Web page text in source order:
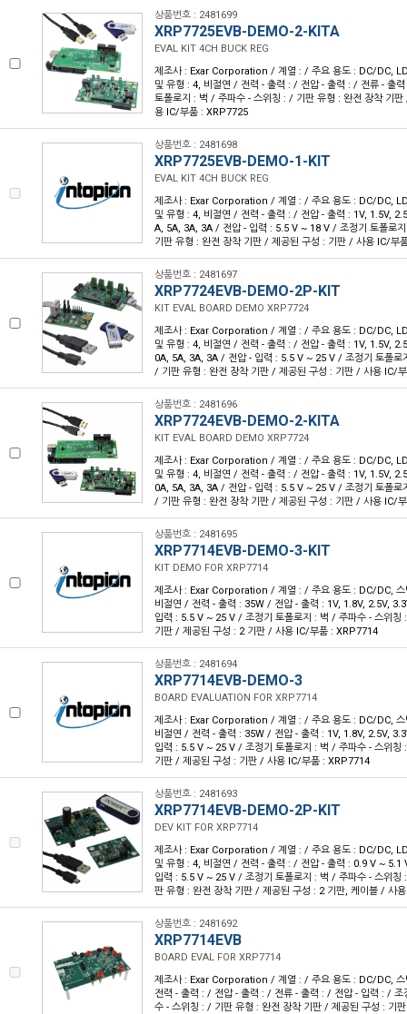
상품번호 : 2481699
XRP7725EVB-DEMO-2-KITA
EVAL KIT 4CH BUCK REG
제조사 : Exar Corporation / 계열 : / 주요 용도 : DC/DC,
및 유형 : 4, 비절연 / 전력 - 출력 : / 전압 - 출력 : / 전류 - 출
토폴로지 : 벅 / 주파수 - 스위칭 : / 기판 유형 : 완전 장착 기
용 IC/부품 : XRP7725
상품번호 : 2481698
XRP7725EVB-DEMO-1-KIT
EVAL KIT 4CH BUCK REG
제조사 : Exar Corporation / 계열 : / 주요 용도 : DC/DC,
및 유형 : 4, 비절연 / 전력 - 출력 : / 전압 - 출력 : 1V, 1.5V,
A, 5A, 3A, 3A / 전압 - 입력 : 5.5 V ~ 18 V / 조정기 토폴로
기판 유형 : 완전 장착 기판 / 제공된 구성 : 기판 / 사용 IC/부
상품번호 : 2481697
XRP7724EVB-DEMO-2P-KIT
KIT EVAL BOARD DEMO XRP7724
제조사 : Exar Corporation / 계열 : / 주요 용도 : DC/DC,
및 유형 : 4, 비절연 / 전력 - 출력 : / 전압 - 출력 : 1V, 1.5V,
0A, 5A, 3A, 3A / 전압 - 입력 : 5.5 V ~ 25 V / 조정기 토폴로
/ 기판 유형 : 완전 장착 기판 / 제공된 구성 : 기판 / 사용 IC/
상품번호 : 2481696
XRP7724EVB-DEMO-2-KITA
KIT EVAL BOARD DEMO XRP7724
제조사 : Exar Corporation / 계열 : / 주요 용도 : DC/DC,
및 유형 : 4, 비절연 / 전력 - 출력 : / 전압 - 출력 : 1V, 1.5V,
0A, 5A, 3A, 3A / 전압 - 입력 : 5.5 V ~ 25 V / 조정기 토폴로
/ 기판 유형 : 완전 장착 기판 / 제공된 구성 : 기판 / 사용 IC/
상품번호 : 2481695
XRP7714EVB-DEMO-3-KIT
KIT DEMO FOR XRP7714
제조사 : Exar Corporation / 계열 : / 주요 용도 : DC/DC, 스
비절연 / 전력 - 출력 : 35W / 전압 - 출력 : 1V, 1.8V, 2.5V,
입력 : 5.5 V ~ 25 V / 조정기 토폴로지 : 벅 / 주파수 - 스위칭
기판 / 제공된 구성 : 2 기판 / 사용 IC/부품 : XRP7714
상품번호 : 2481694
XRP7714EVB-DEMO-3
BOARD EVALUATION FOR XRP7714
제조사 : Exar Corporation / 계열 : / 주요 용도 : DC/DC, 스
비절연 / 전력 - 출력 : 35W / 전압 - 출력 : 1V, 1.8V, 2.5V,
입력 : 5.5 V ~ 25 V / 조정기 토폴로지 : 벅 / 주파수 - 스위칭
기판 / 제공된 구성 : 기판 / 사용 IC/부품 : XRP7714
상품번호 : 2481693
XRP7714EVB-DEMO-2P-KIT
DEV KIT FOR XRP7714
제조사 : Exar Corporation / 계열 : / 주요 용도 : DC/DC,
및 유형 : 4, 비절연 / 전력 - 출력 : / 전압 - 출력 : 0.9 V ~ 5.1
입력 : 5.5 V ~ 25 V / 조정기 토폴로지 : 벅 / 주파수 - 스위
판 유형 : 완전 장착 기판 / 제공된 구성 : 2 기판, 케이블 / 사
상품번호 : 2481692
XRP7714EVB
BOARD EVAL FOR XRP7714
제조사 : Exar Corporation / 계열 : / 주요 용도 : DC/DC,
전력 - 출력 : / 전압 - 출력 : / 전류 - 출력 : / 전압 - 입력 : / 조
수 - 스위칭 : / 기판 유형 : 완전 장착 기판 / 제공된 구성 : 기